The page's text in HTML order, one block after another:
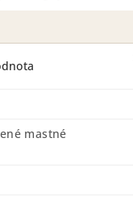
mastné